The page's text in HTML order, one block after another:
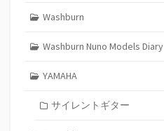
Washburn
Washburn Nuno Models Diary
YAMAHA
サイレントギター